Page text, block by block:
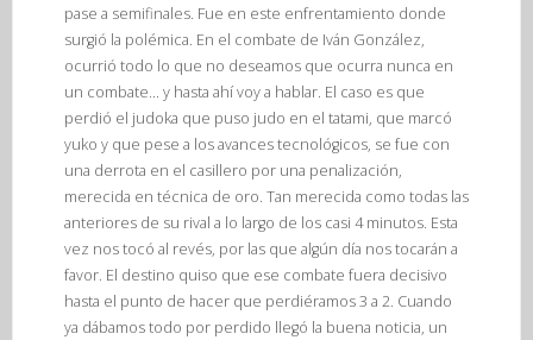
pase a semifinales. Fue en este enfrentamiento donde
surgió la polémica. En el combate de Iván González,
ocurrió todo lo que no deseamos que ocurra nunca en
un combate… y hasta ahí voy a hablar. El caso es que
perdió el judoka que puso judo en el tatami, que marcó
yuko y que pese a los avances tecnológicos, se fue con
una derrota en el casillero por una penalización,
merecida en técnica de oro. Tan merecida como todas las
anteriores de su rival a lo largo de los casi 4 minutos. Esta
vez nos tocó al revés, por las que algún día nos tocarán a
favor. El destino quiso que ese combate fuera decisivo
hasta el punto de hacer que perdiéramos 3 a 2. Cuando
ya dábamos todo por perdido llegó la buena noticia, un